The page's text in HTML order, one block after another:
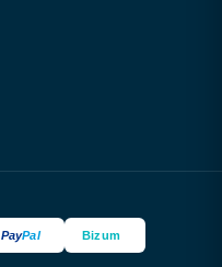
PayPal Bizum